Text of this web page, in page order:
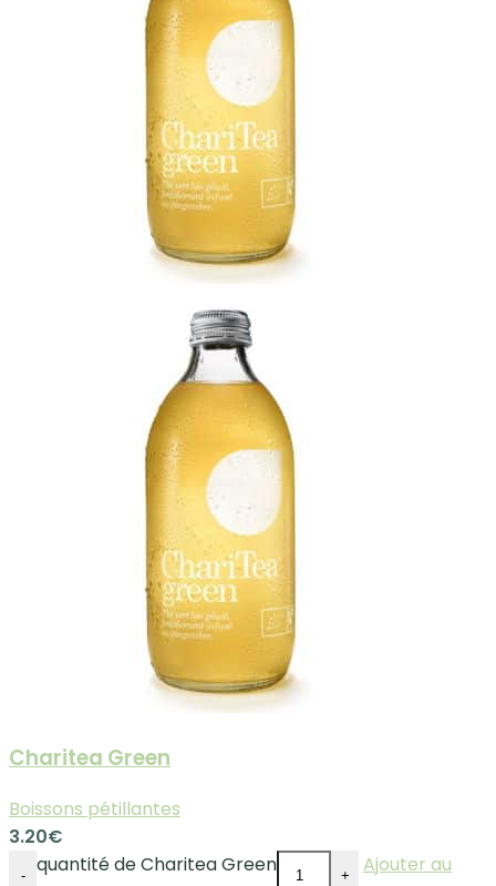
Charitea Green
Boissons pétillantes
3.20€
- quantité de Charitea Green +
Ajouter au